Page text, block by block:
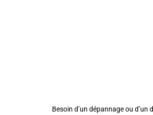
Besoin d’un dépannage ou d’un